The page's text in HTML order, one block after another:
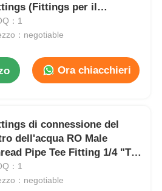
(Fittings per il
di tubi in
：1
：negotiable
Ora chiacchieri
di connessione del
dell'acqua RO Male
Pipe Tee Fitting 1/4 "Tee
Connector
：1
：negotiable